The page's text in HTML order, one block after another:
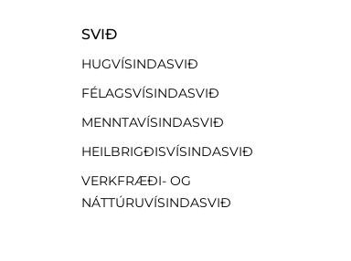
SVIÐ
HUGVÍSINDASVIÐ
FÉLAGSVÍSINDASVIÐ
MENNTAVÍSINDASVIÐ
HEILBRIGÐISVÍSINDASVIÐ
VERKFRÆÐI- OG
NÁTTÚRUVÍSINDASVIÐ